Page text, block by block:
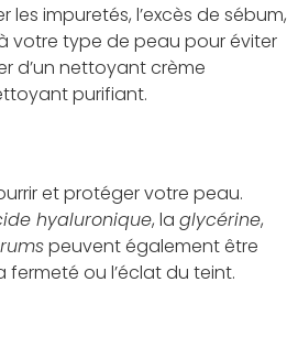
les impuretés, l’excès de sébum,
votre type de peau pour éviter
d’un nettoyant crème
purifiant.
et protéger votre peau.
hyaluronique, la glycérine,
peuvent également être
fermeté ou l’éclat du teint.